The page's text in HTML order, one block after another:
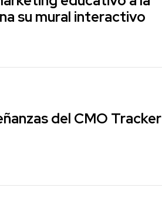
su mural interactivo
del CMO Tracker